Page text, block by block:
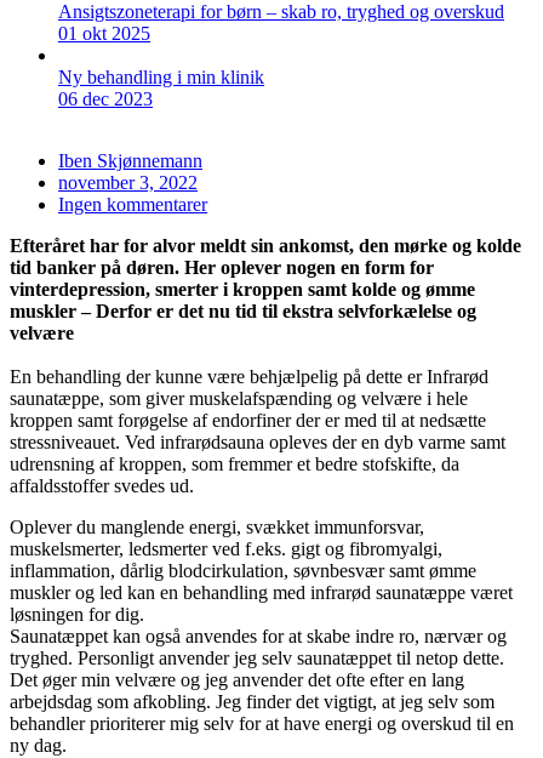
Ansigtszoneterapi for børn – skab ro, tryghed og overskud
01 okt 2025
Ny behandling i min klinik
06 dec 2023
Iben Skjønnemann
november 3, 2022
Ingen kommentarer
Efteråret har for alvor meldt sin ankomst, den mørke og kolde
tid banker på døren. Her oplever nogen en form for
vinterdepression, smerter i kroppen samt kolde og ømme
muskler – Derfor er det nu tid til ekstra selvforkælelse og
velvære
En behandling der kunne være behjælpelig på dette er Infrarød
saunatæppe, som giver muskelafspænding og velvære i hele
kroppen samt forøgelse af endorfiner der er med til at nedsætte
stressniveauet. Ved infrarødsauna opleves der en dyb varme samt
udrensning af kroppen, som fremmer et bedre stofskifte, da
affaldsstoffer svedes ud.
Oplever du manglende energi, svækket immunforsvar,
muskelsmerter, ledsmerter ved f.eks. gigt og fibromyalgi,
inflammation, dårlig blodcirkulation, søvnbesvær samt ømme
muskler og led kan en behandling med infrarød saunatæppe været
løsningen for dig.
Saunatæppet kan også anvendes for at skabe indre ro, nærvær og
tryghed. Personligt anvender jeg selv saunatæppet til netop dette.
Det øger min velvære og jeg anvender det ofte efter en lang
arbejdsdag som afkobling. Jeg finder det vigtigt, at jeg selv som
behandler prioriterer mig selv for at have energi og overskud til en
ny dag.